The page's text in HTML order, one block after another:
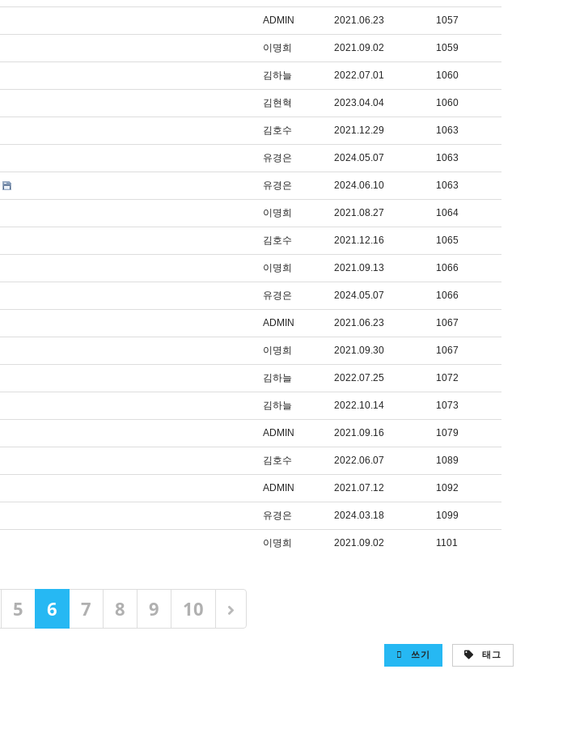
ADMIN 2021.06.23 1057
이명희 2021.09.02 1059
김하늘 2022.07.01 1060
김현혁 2023.04.04 1060
김호수 2021.12.29 1063
유경은 2024.05.07 1063
유경은 2024.06.10 1063
이명희 2021.08.27 1064
김호수 2021.12.16 1065
이명희 2021.09.13 1066
유경은 2024.05.07 1066
ADMIN 2021.06.23 1067
이명희 2021.09.30 1067
김하늘 2022.07.25 1072
김하늘 2022.10.14 1073
ADMIN 2021.09.16 1079
김호수 2022.06.07 1089
ADMIN 2021.07.12 1092
유경은 2024.03.18 1099
이명희 2021.09.02 1101
5 6 7 8 9 10
쓰기 태그